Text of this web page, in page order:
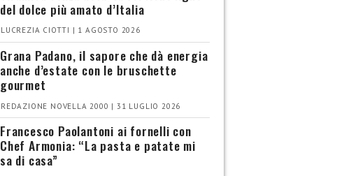
del dolce più amato d’Italia
LUCREZIA CIOTTI | 1 AGOSTO 2026
Grana Padano, il sapore che dà energia
anche d’estate con le bruschette
gourmet
REDAZIONE NOVELLA 2000 | 31 LUGLIO 2026
Francesco Paolantoni ai fornelli con
Chef Armonia: “La pasta e patate mi
sa di casa”